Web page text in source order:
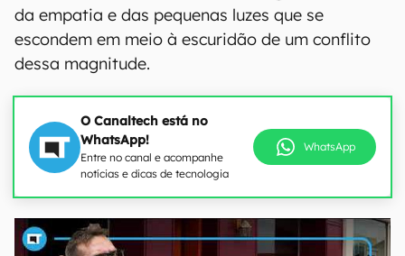
da empatia e das pequenas luzes que se
escondem em meio à escuridão de um conflito
dessa magnitude.
O Canaltech está no
WhatsApp!
Entre no canal e acompanhe
notícias e dicas de tecnologia
WhatsApp